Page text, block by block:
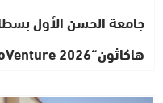
جامعة الحسن الأول
هاكاثون“InnoVenture 2026” لتعزيز الابتكار…